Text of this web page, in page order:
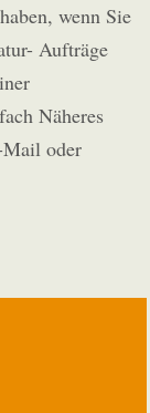
wenn Sie
Aufträge
Näheres
Mail oder